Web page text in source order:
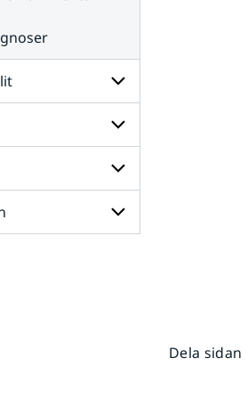
Undersidor
för
Radar
och
satellit
Undersidor
för
Väder
till
havs
Undersidor
för
Dela sidan